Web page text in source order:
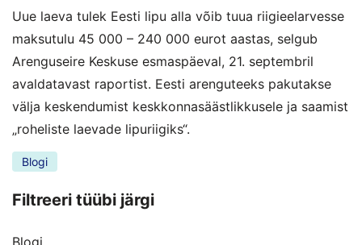
Uue laeva tulek Eesti lipu alla võib tuua riigieelarvesse
maksutulu 45 000 – 240 000 eurot aastas, selgub
Arenguseire Keskuse esmaspäeval, 21. septembril
avaldatavast raportist. Eesti arenguteeks pakutakse
välja keskendumist keskkonnasäästlikkusele ja saamist
„roheliste laevade lipuriigiks“.
Blogi
Filtreeri tüübi järgi
Blogi